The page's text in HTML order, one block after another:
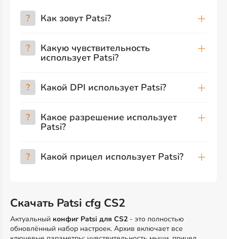
? Как зовут Patsi?
? Какую чувствительность
использует Patsi?
? Какой DPI использует Patsi?
? Какое разрешение использует
Patsi?
? Какой прицел использует Patsi?
Скачать Patsi cfg CS2
Актуальный конфиг Patsi для CS2 - это полностью
обновлённый набор настроек. Архив включает все